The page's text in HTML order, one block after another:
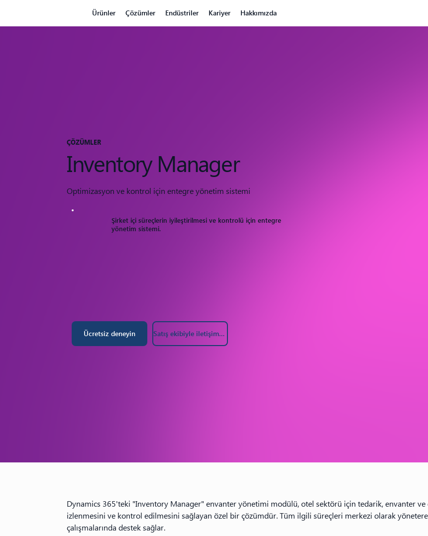
Ürünler Çözümler Endüstriler Kariyer Hakkımızda
ÇÖZÜMLER
Inventory Manager
Optimizasyon ve kontrol için entegre yönetim sistemi
Ücretsiz deneyin Satış ekibiyle iletişime geçin
Şirket içi süreçlerin iyileştirilmesi ve kontrolü için entegre
yönetim sistemi.
Dynamics 365'teki "Inventory Manager" envanter yönetimi modülü, otel sektörü için tedarik, envanter ve
izlenmesini ve kontrol edilmesini sağlayan özel bir çözümdür. Tüm ilgili süreçleri merkezi olarak
çalışmalarında destek sağlar.